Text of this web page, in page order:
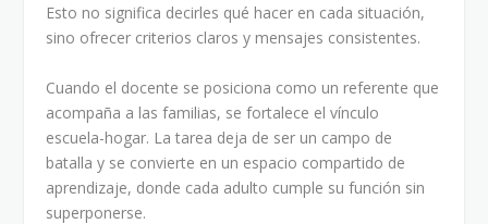
Esto no significa decirles qué hacer en cada situación,
sino ofrecer criterios claros y mensajes consistentes.
Cuando el docente se posiciona como un referente que
acompaña a las familias, se fortalece el vínculo
escuela-hogar. La tarea deja de ser un campo de
batalla y se convierte en un espacio compartido de
aprendizaje, donde cada adulto cumple su función sin
superponerse.